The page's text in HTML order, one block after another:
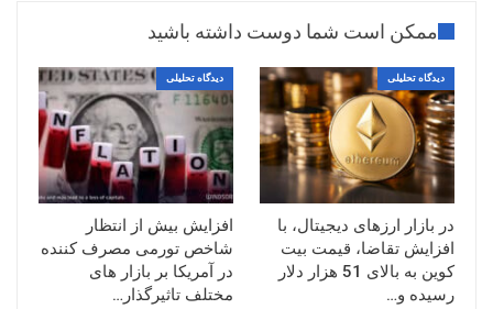
ممکن است شما دوست داشته باشید
دیدگاه تحلیلی
در بازار ارزهای دیجیتال، با
افزایش تقاضا، قیمت بیت
کوین به بالای 51 هزار دلار
رسیده و…
دیدگاه تحلیلی
افزایش بیش از انتظار
شاخص تورمی مصرف کننده
در آمریکا بر بازار های
مختلف تاثیرگذار…